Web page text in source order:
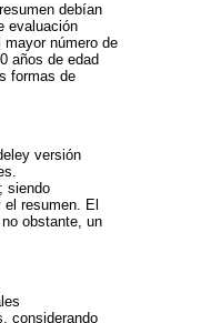
debían
evaluación
número de
años de edad
formas de
versión
siendo
resumen. El
obstante, un
considerando